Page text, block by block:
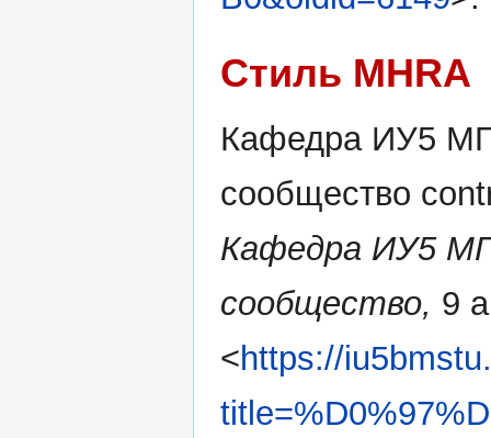
Стиль MHRA
Кафедра ИУ5
сообщество
Кафедра ИУ5
сообщество, 9
<https://